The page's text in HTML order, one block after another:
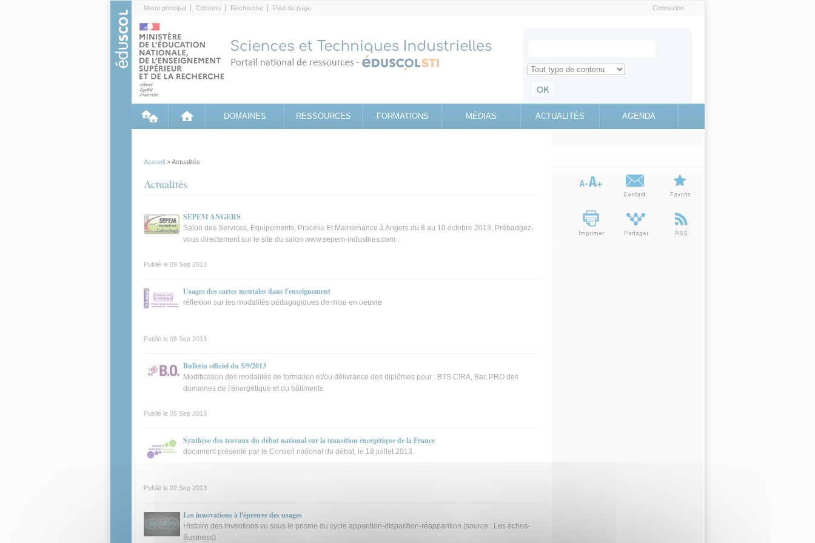
Menu principal Contenu Recherche Pied de page Connexion
Search for
Retrouvez toute l'information sur le site education.gouv.fr
DOMAINES RESSOURCES FORMATIONS MÉDIAS ACTUALITÉS AGENDA
Accueil > Actualités
Actualités
SEPEM ANGERS
Salon des Services, Equipements, Process Et Maintenance à Angers du 8 au 10 octobre 2013. Prébadgez-
vous directement sur le site du salon www.sepem-industries.com .
Publié le 09 Sep 2013
Usages des cartes mentales dans l'enseignement
réflexion sur les modalités pédagogiques de mise en oeuvre
Publié le 05 Sep 2013
Bulletin officiel du 5/9/2013
Modification des modalités de formation et/ou délivrance des diplômes pour : BTS CIRA, Bac PRO des
domaines de l'énergétique et du bâtiments
Publié le 05 Sep 2013
Synthèse des travaux du débat national sur la transition énergétique de la France
document présenté par le Conseil national du débat, le 18 juillet 2013.
Publié le 02 Sep 2013
Les innovations à l'épreuve des usages
Histoire des inventions vu sous le prisme du cycle apparition-disparition-réapparition (source : Les échos-
Business)